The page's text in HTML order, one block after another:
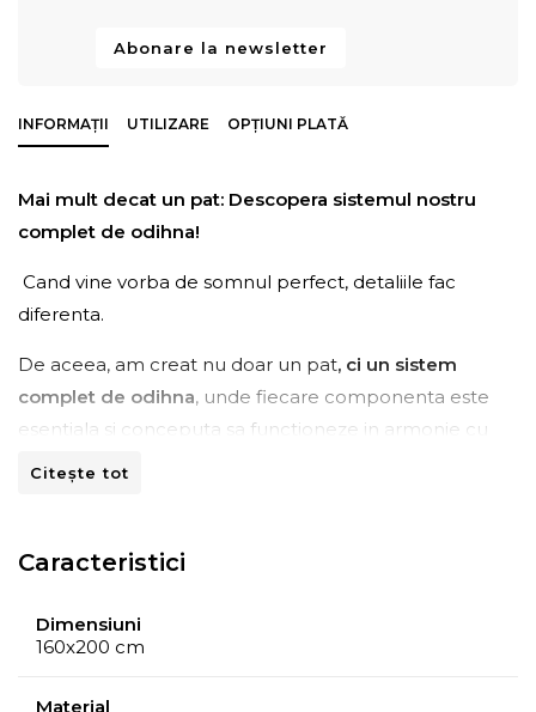
Abonare la newsletter
INFORMAȚII UTILIZARE OPȚIUNI PLATĂ
Mai mult decat un pat: Descopera sistemul nostru
complet de odihna!
Cand vine vorba de somnul perfect, detaliile fac
diferenta.
De aceea, am creat nu doar un pat, ci un sistem
complet de odihna, unde fiecare componenta este
esentiala si conceputa sa functioneze in armonie cu
celelalte.
confort si suport.
serveste drept temelie robusta, creand un
7Z Green Pocket®,
Citește tot
Caracteristici
Dimensiuni
160x200 cm
Material